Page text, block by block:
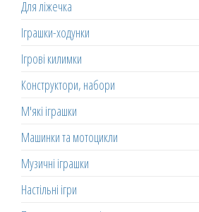
Для ліжечка
Іграшки-ходунки
Ігрові килимки
Конструктори, набори
М'які іграшки
Машинки та мотоцикли
Музичні іграшки
Настільні ігри